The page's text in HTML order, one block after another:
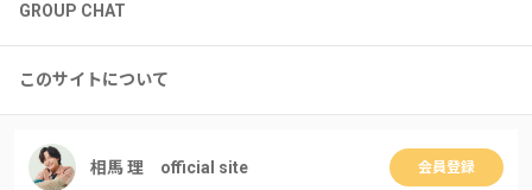
GROUP CHAT
このサイトについて
相馬 理 official site 会員登録